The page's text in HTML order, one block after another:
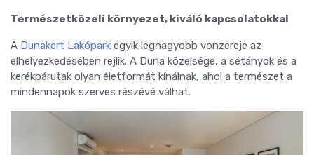
Természetközeli környezet, kiváló kapcsolatokkal
A Dunakert Lakópark egyik legnagyobb vonzereje az
elhelyezkedésében rejlik. A Duna közelsége, a sétányok és a
kerékpárutak olyan életformát kínálnak, ahol a természet a
mindennapok szerves részévé válhat.